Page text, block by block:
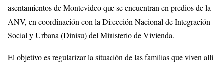
asentamientos de Montevideo que se encuentran en predios de la
ANV, en coordinación con la Dirección Nacional de Integración
Social y Urbana (Dinisu) del Ministerio de Vivienda.
El objetivo es regularizar la situación de las familias que viven allí